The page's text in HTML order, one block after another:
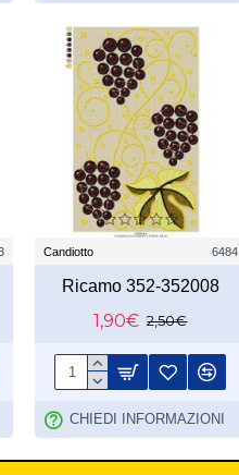
Candiotto 6484
Ricamo 352-352008
1,90€ 2,50€
CHIEDI INFORMAZIONI